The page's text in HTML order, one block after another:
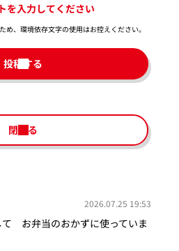
を入力してください
、環境依存文字の使用はお控えください。​
投稿する
閉じる
2026.07.25 19:53
お弁当のおかずに使っていま